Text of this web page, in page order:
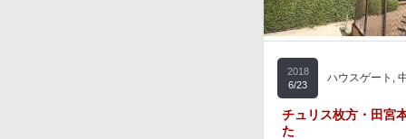
2018
6/23
ハウスゲート ,
チュリス枚方・田宮
た